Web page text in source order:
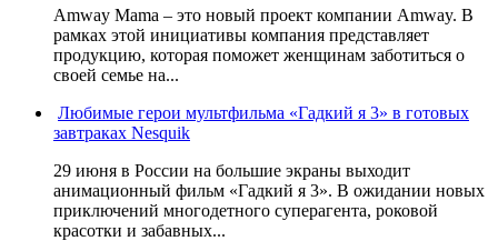
Amway Mama – это новый проект компании Amway. В
рамках этой инициативы компания представляет
продукцию, которая поможет женщинам заботиться о
своей семье на...
Любимые герои мультфильма «Гадкий я 3» в готовых
завтраках Nesquik
29 июня в России на большие экраны выходит
анимационный фильм «Гадкий я 3». В ожидании новых
приключений многодетного суперагента, роковой
красотки и забавных...